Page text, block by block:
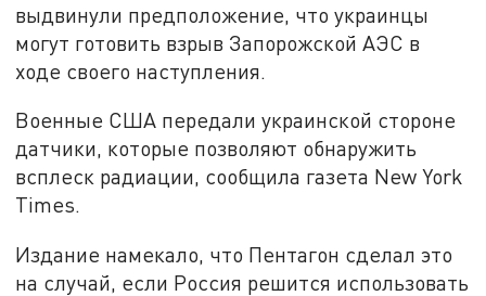
выдвинули предположение, что украинцы
могут готовить взрыв Запорожской АЭС в
ходе своего наступления.
Военные США передали украинской стороне
датчики, которые позволяют обнаружить
всплеск радиации, сообщила газета New York
Times.
Издание намекало, что Пентагон сделал это
на случай, если Россия решится использовать